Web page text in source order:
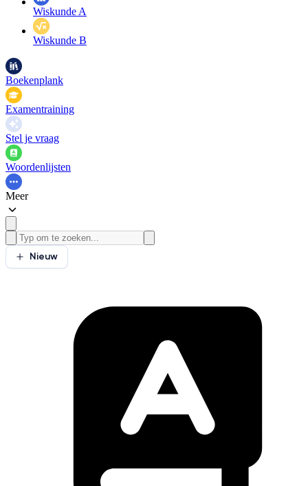
Wiskunde A
Wiskunde B
Boekenplank
Examentraining
Stel je vraag
Woordenlijsten
Meer
Nieuw